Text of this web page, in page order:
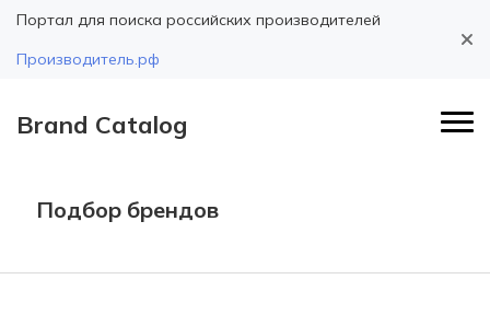
Портал для поиска российских производителей
Производитель.рф
Brand Catalog
Подбор брендов